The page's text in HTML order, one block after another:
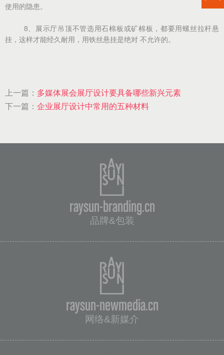
使用的隐患。
8、展示厅吊顶不管选用石棉板或矿棉板，都要用螺丝拉杆悬
挂，这样才能经久耐用，用铁丝悬挂是绝对 不允许的。
上一篇： 多媒体展会展厅设计要具备哪些新兴元素
下一篇： 企业展厅设计中常用的五种材料
raysun-branding.cn
品牌&包装
raysun-newmedia.cn
网络&新媒介